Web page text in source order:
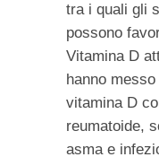
tra i quali gli
possono
Vitamina D
hanno
vitamina D
reumatoide,
asma e